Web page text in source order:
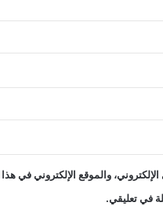
والموقع الإلكتروني في
في تعليقي.